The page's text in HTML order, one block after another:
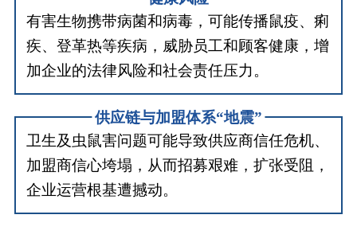
有害生物携带病菌和病毒，可能传播鼠疫、痢
疾、登革热等疾病，威胁员工和顾客健康，增
加企业的法律风险和社会责任压力。
供应链与加盟体系“地震”
卫生及虫鼠害问题可能导致供应商信任危机、
加盟商信心垮塌，从而招募艰难，扩张受阻，
企业运营根基遭撼动。